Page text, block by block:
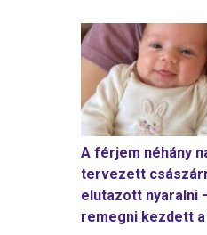
A férjem néhány
tervezett
elutazott nyaralni
remegni kezdett